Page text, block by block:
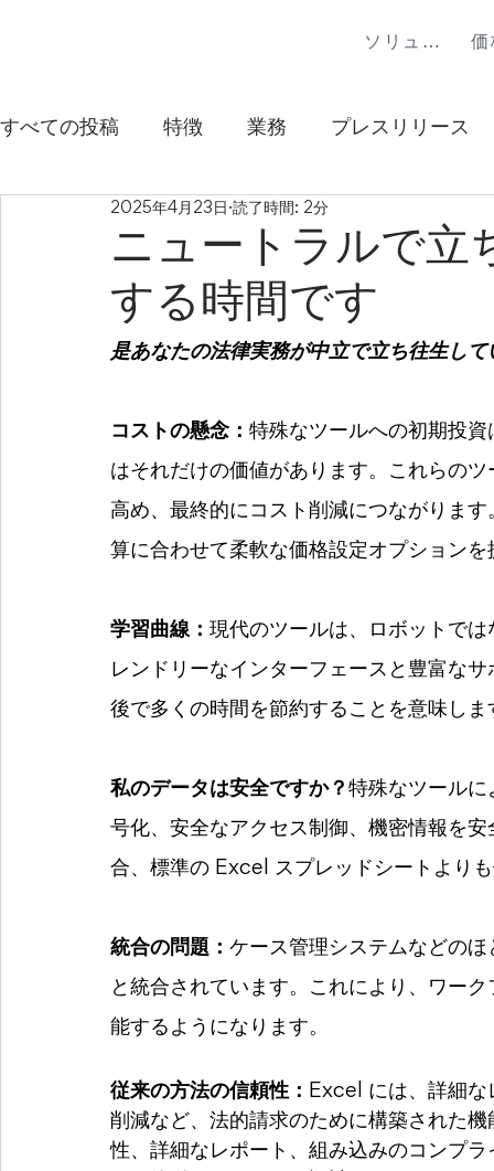
ソリューション
すべての投稿 特徴 業務 プレスリリース
ニュートラルで立
する時間です
2025年4月23日 読了時間: 2分
是あなたの法律実務が中立で立ち往生し
コストの懸念： 特殊なツールへの初期投
はそれだけの価値があります。これらの
高め、最終的にコスト削減につながりま
算に合わせて柔軟な価格設定オプション
学習曲線： 現代のツールは、ロボットで
レンドリーなインターフェースと豊富な
後で多くの時間を節約することを意味しま
私のデータは安全ですか？ 特殊なツールに
号化、安全なアクセス制御、機密情報を
合、標準の Excel スプレッドシートより
統合の問題： ケース管理システムなどの
と統合されています。これにより、ワー
能するようになります。
従来の方法の信頼性： Excel には、詳細な
削減など、法的請求のために構築された
性、詳細なレポート、組み込みのコンプ